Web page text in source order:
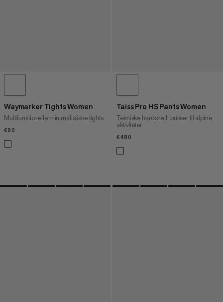
Waymarker Tights Women
Multifunktionelle minimalistiske tights
€80
Taiss Pro HS Pants Women
Tekniske hardshell-bukser til alpine
aktiviteter
€480